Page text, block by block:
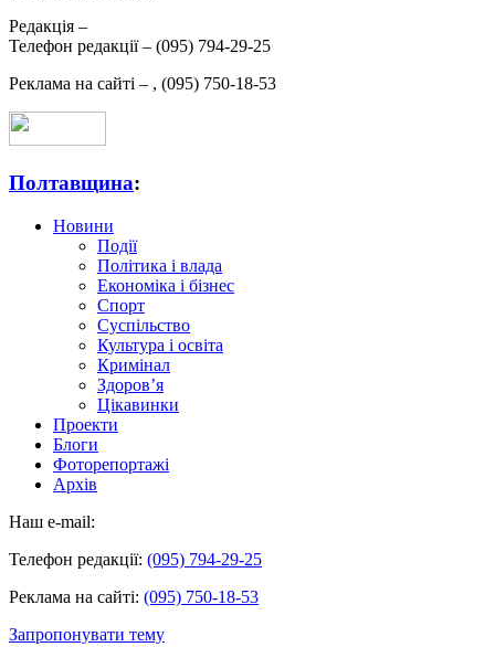
Редакція –
Телефон редакції – (095) 794-29-25
Реклама на сайті – , (095) 750-18-53
Полтавщина:
Новини
Події
Політика і влада
Економіка і бізнес
Спорт
Суспільство
Культура і освіта
Кримінал
Здоров’я
Цікавинки
Проекти
Блоги
Фоторепортажі
Архів
Наш e-mail:
Телефон редакції: (095) 794-29-25
Реклама на сайті: (095) 750-18-53
Запропонувати тему